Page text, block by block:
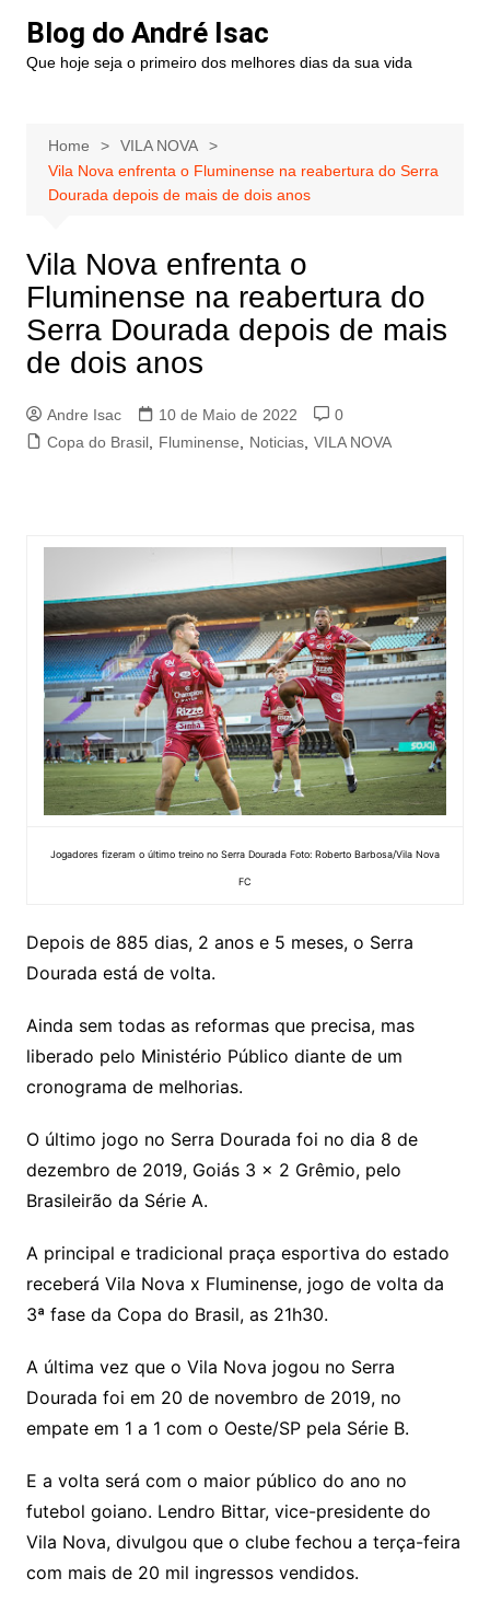
Blog do André Isac
Que hoje seja o primeiro dos melhores dias da sua vida
Home
VILA NOVA
Vila Nova enfrenta o Fluminense na reabertura do Serra
Dourada depois de mais de dois anos
Vila Nova enfrenta o
Fluminense na reabertura do
Serra Dourada depois de mais
de dois anos
Andre Isac 10 de Maio de 2022
0
Copa do Brasil, Fluminense Noticias, VILA NOVA
Jogadores fizeram o último treino no Serra Dourada Foto: Roberto Barbosa/Vila Nova
FC
Depois de 885 dias, 2 anos e 5 meses, o Serra
Dourada está de volta.
Ainda sem todas as reformas que precisa, mas
liberado pelo Ministério Público diante de um
cronograma de melhorias.
O último jogo no Serra Dourada foi no dia 8 de
dezembro de 2019, Goiás 3 x 2 Grêmio, pelo
Brasileirão da Série A.
A principal e tradicional praça esportiva do estado
receberá Vila Nova x Fluminense, jogo de volta da
3ª fase da Copa do Brasil, as 21h30.
A última vez que o Vila Nova jogou no Serra
Dourada foi em 20 de novembro de 2019, no
empate em 1 a 1 com o Oeste/SP pela Série B.
E a volta será com o maior público do ano no
futebol goiano. Lendro Bittar, vice-presidente do
Vila Nova, divulgou que o clube fechou a terça-feira
com mais de 20 mil ingressos vendidos.